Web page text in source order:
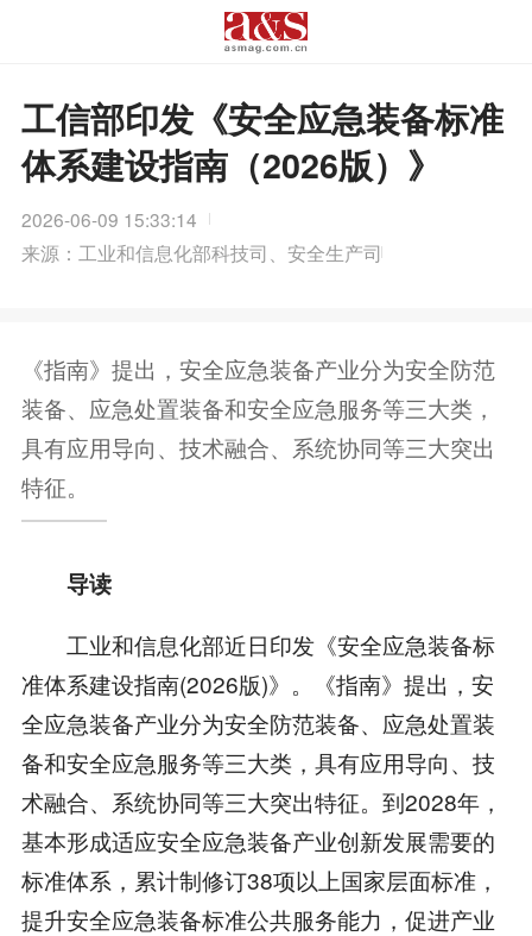
工信部印发《安全应急装备标准
体系建设指南（2026版）》
2026-06-09 15:33:14
来源：工业和信息化部科技司、安全生产司
《指南》提出，安全应急装备产业分为安全防范
装备、应急处置装备和安全应急服务等三大类，
具有应用导向、技术融合、系统协同等三大突出
特征。
导读
工业和信息化部近日印发《安全应急装备标
准体系建设指南(2026版)》。《指南》提出，安
全应急装备产业分为安全防范装备、应急处置装
备和安全应急服务等三大类，具有应用导向、技
术融合、系统协同等三大突出特征。到2028年，
基本形成适应安全应急装备产业创新发展需要的
标准体系，累计制修订38项以上国家层面标准，
提升安全应急装备标准公共服务能力，促进产业